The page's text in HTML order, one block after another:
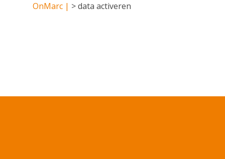
OnMarc | >data activeren